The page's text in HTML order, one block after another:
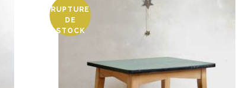
RUPTURE
DE
STOCK